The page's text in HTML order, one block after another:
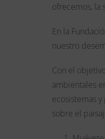
ofrecemos, la
En la
nuestro
Con el
ambientales
ecosistemas
sobre el